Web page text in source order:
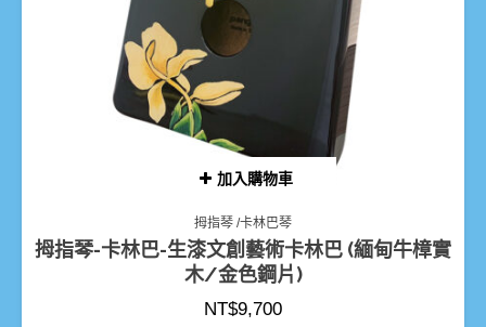
加入購物車
拇指琴 /卡林巴琴
拇指琴-卡林巴-生漆文創藝術卡林巴 (緬甸牛樟實
木/金色鋼片)
NT$9,700